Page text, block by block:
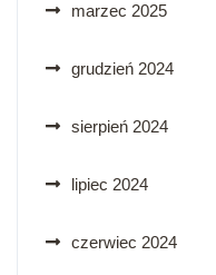
marzec 2025
grudzień 2024
sierpień 2024
lipiec 2024
czerwiec 2024